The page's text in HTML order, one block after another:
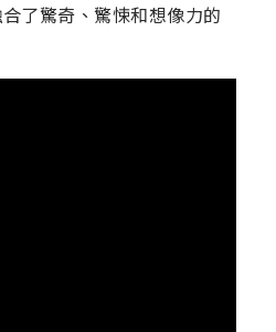
了驚奇、驚悚和想像力的